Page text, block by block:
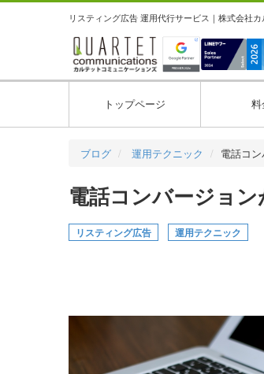
リスティング広告 運用代行サービス｜株式会社
トップページ 料
ブログ 運用テクニック 電話コ
電話コンバージョ
リスティング広告 運用テクニック